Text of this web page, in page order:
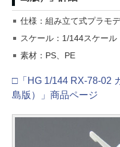
仕様：組み立て式プラモ
スケール：1/144スケール
素材：PS、PE
□「HG 1/144 RX-78-02
島版）」商品ページ